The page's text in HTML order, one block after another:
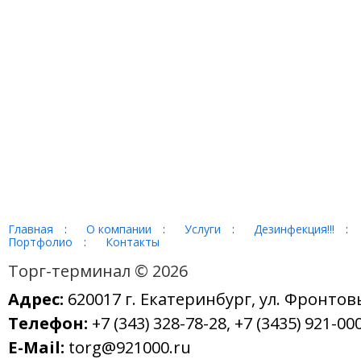
Главная : О компании : Услуги : Дезинфекция!!!
:
Портфолио
: Контакты
Торг-терминал © 2026
Адрес: 620017 г. Екатеринбург, ул.
Телефон: +7 (343) 328-78-28, +7 (3435) 921-
E-Mail: torg@921000.ru